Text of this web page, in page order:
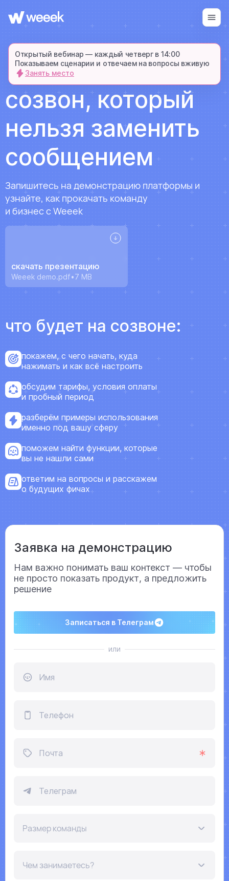
Открытый вебинар — каждый четверг в 14:00
Показываем сценарии и отвечаем на вопросы вживую
Занять место
продукт
возможности
для кого
блог
полезности и рассказы о приятном
цены
тарифные планы для любых команд
помощь
помогаем научиться работать в Weeek
запросить демонстрацию
спишемся в Телеграме и все покажем-
расскажем
Войти Начать бесплатно
созвон, который
нельзя заменить
сообщением
Запишитесь на демонстрацию платформы и
узнайте, как прокачать команду
и бизнес с Weeek
скачать презентацию
Weeek demo.pdf 7 MB
что будет на созвоне:
покажем, с чего начать, куда
нажимать и как всё настроить
обсудим тарифы, условия оплаты
и пробный период
разберём примеры использования
именно под вашу сферу
поможем найти функции, которые
вы не нашли сами
ответим на вопросы и расскажем
о будущих фичах
Заявка на демонстрацию
Нам важно понимать ваш контекст — чтобы
не просто показать продукт, а предложить
решение
Записаться в Телеграм
или
Имя
Телефон
Почта
Телеграм
Размер команды
Чем занимаетесь?